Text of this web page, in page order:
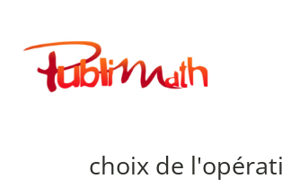
contenu
Publimath
choix de